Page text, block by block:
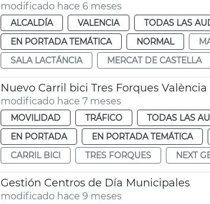
modificado hace 6 meses
ALCALDÍA VALENCIA TODAS LAS
EN PORTADA TEMÁTICA
NORMAL
SALA LACTÁNCIA
MERCAT DE CASTELLA
Nuevo Carril bici Tres Forques València
modificado hace 7 meses
MOVILIDAD TRÁFICO TODAS LAS
EN PORTADA
EN PORTADA TEMÁTICA
CARRIL BICI
TRES FORQUES NEXT
Gestión Centros de Día Municipales
modificado hace 9 meses